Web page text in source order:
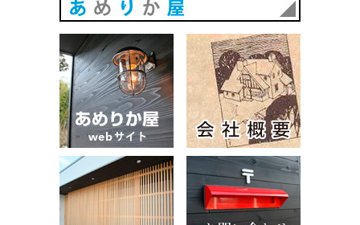
あめりか屋WEBサイト